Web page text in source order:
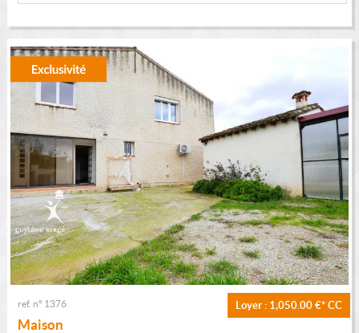
Loyer : 1,050.00 €* CC
ref. n° 1376
Maison